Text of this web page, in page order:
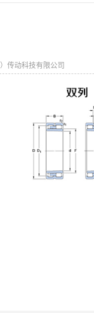
传动科技有限公司